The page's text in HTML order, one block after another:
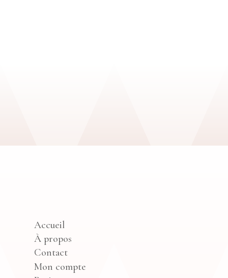
Accueil
À propos
Contact
Mon compte